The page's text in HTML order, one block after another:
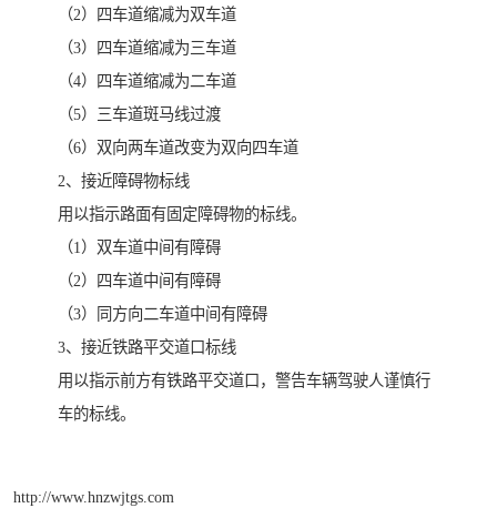
（2）四车道缩减为双车道
（3）四车道缩减为三车道
（4）四车道缩减为二车道
（5）三车道斑马线过渡
（6）双向两车道改变为双向四车道
2、接近障碍物标线
用以指示路面有固定障碍物的标线。
（1）双车道中间有障碍
（2）四车道中间有障碍
（3）同方向二车道中间有障碍
3、接近铁路平交道口标线
用以指示前方有铁路平交道口，警告车辆驾驶人谨慎行
车的标线。
http://www.hnzwjtgs.com